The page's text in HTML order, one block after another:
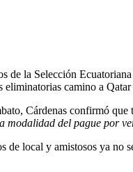
de la Selección
camino a
Cárdenas confirmó que
modalidad del pague por
de local y amistosos ya